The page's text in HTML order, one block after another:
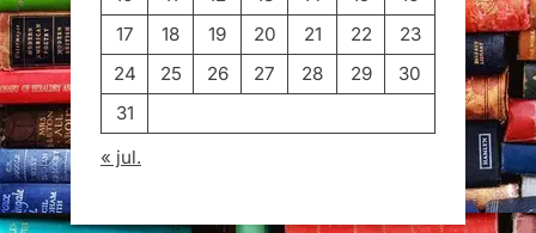
17
18 19 20 21 22
23
24
25 26 27 28 29
30
31
« jul.